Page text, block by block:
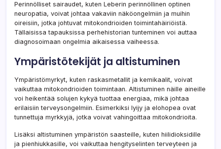
Perinnölliset sairaudet, kuten Leberin perinnöllinen optinen
neuropatia, voivat johtaa vakaviin näköongelmiin ja muihin
oireisiin, jotka johtuvat mitokondrioiden toimintahäiriöistä.
Tällaisissa tapauksissa perhehistorian tunteminen voi auttaa
diagnosoimaan ongelmia aikaisessa vaiheessa.
Ympäristötekijät ja altistuminen
Ympäristömyrkyt, kuten raskasmetallit ja kemikaalit, voivat
vaikuttaa mitokondrioiden toimintaan. Altistuminen näille aineille
voi heikentää solujen kykyä tuottaa energiaa, mikä johtaa
erilaisiin terveysongelmiin. Esimerkiksi lyijy ja elohopea ovat
tunnettuja myrkkyjä, jotka voivat vahingoittaa mitokondrioita.
Lisäksi altistuminen ympäristön saasteille, kuten hiilidioksidille
ja pienhiukkasille, voi vaikuttaa hengityselinten terveyteen ja